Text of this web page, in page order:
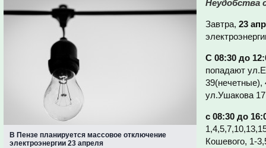
В Пензе планируется массовое отключение
электроэнергии 23 апреля
Неудобства
Завтра, 23
С 08:30 до
попадают
39(нечетные),
ул.Ушакова
с 08:30 до
Кошевого, 1-